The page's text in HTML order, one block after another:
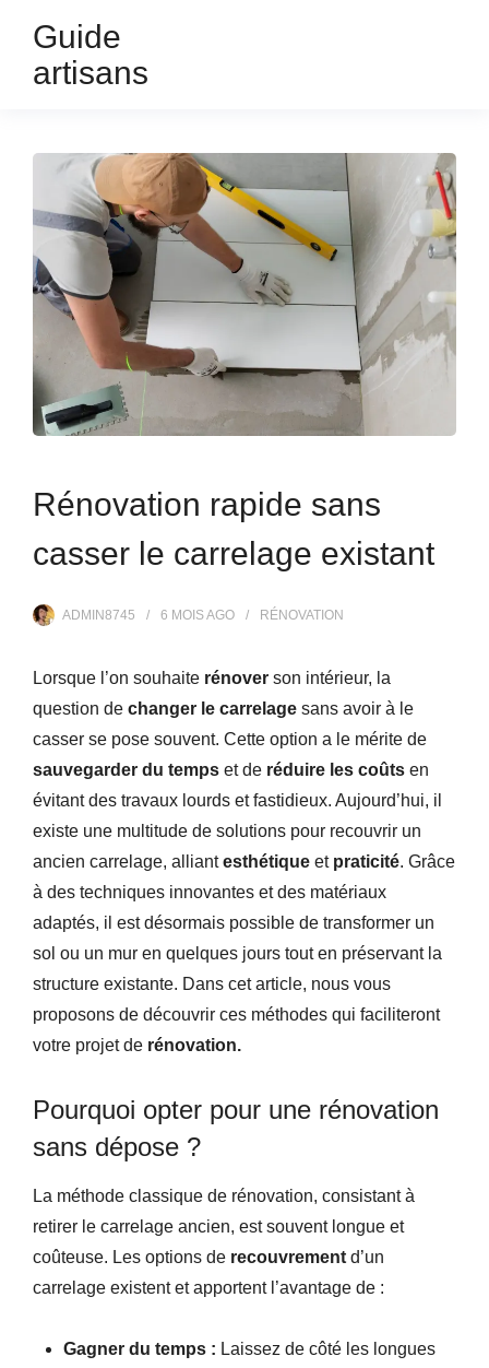
Guide
artisans
Rénovation rapide sans
casser le carrelage existant
ADMIN8745 6 MOISAGO RÉNOVATION
Lorsque l’on souhaite rénover son intérieur, la
question de changer le carrelage sans avoir à le
casser se pose souvent. Cette option a le mérite de
sauvegarder du temps et de réduire les coûts en
évitant des travaux lourds et fastidieux. Aujourd’hui, il
existe une multitude de solutions pour recouvrir un
ancien carrelage, alliantesthétique et praticité. Grâce
à des techniques innovantes et des matériaux
adaptés, il est désormais possible de transformer un
sol ou un mur en quelques jours tout en préservant la
structure existante. Dans cet article, nous vous
proposons de découvrir ces méthodes qui faciliteront
votre projet de rénovation.
Pourquoi opter pour une rénovation
sans dépose ?
La méthode classique de rénovation, consistant à
retirer le carrelage ancien, est souvent longue et
coûteuse. Les options de recouvrement d’un
carrelage existent et apportent l’avantage de :
Gagner du temps : Laissez de côté les longues